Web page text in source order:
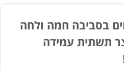
בסביבה חמה ולחה
תשתית עמידה